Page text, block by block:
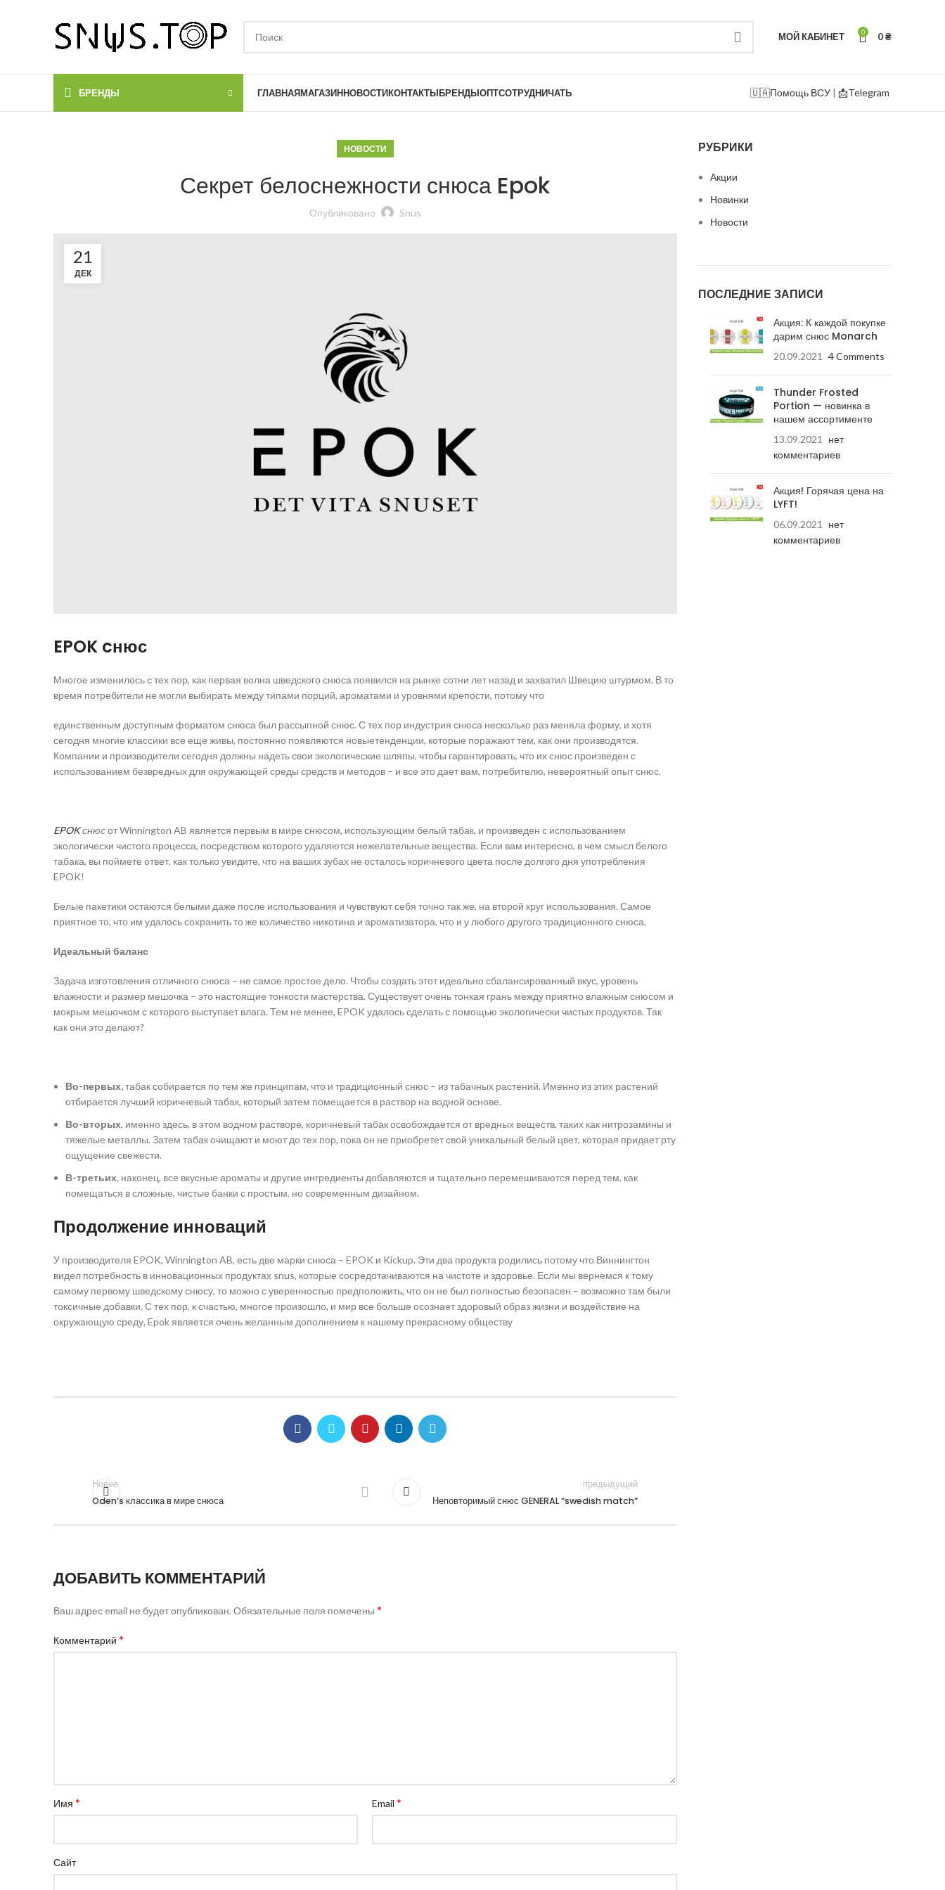
МОЙ КАБИНЕТ 0 0₴
БРЕНДЫ ГЛАВНАЯМАГАЗИННОВОСТИКОНТАКТЫБРЕНДЫОПТСОТРУДНИЧАТЬ 🇺🇦Помощь ВСУ | 📩Telegram
НОВОСТИ
Секрет белоснежности снюса Epok
Опубликовано Snus
21
ДЕК
EPOK cнюс
Многое изменилось с тех пор, как первая волна шведского снюса появился на рынке сотни лет назад и захватил Швецию штурмом. В то
время потребители не могли выбирать между типами порций, ароматами и уровнями крепости, потому что
единственным доступным форматом снюса был рассыпной снюс. С тех пор индустрия снюса несколько раз меняла форму, и хотя
сегодня многие классики все еще живы, постоянно появляются новыетенденции, которые поражают тем, как они производятся.
Компании и производители сегодня должны надеть свои экологические шляпы, чтобы гарантировать, что их снюс произведен с
использованием безвредных для окружающей среды средств и методов – и все это дает вам, потребителю, невероятный опыт снюс.
EPOKснюсот Winnington AB является первым в мире снюсом, использующим белый табак, и произведен с использованием
экологически чистого процесса, посредством которого удаляются нежелательные вещества. Если вам интересно, в чем смысл белого
табака, вы поймете ответ, как только увидите, что на ваших зубах не осталось коричневого цвета после долгого дня употребления
EPOK!
Белые пакетики остаются белыми даже после использования и чувствуют себя точно так же, на второй круг использования. Самое
приятное то, что им удалось сохранить то же количество никотина и ароматизатора, что и у любого другого традиционного снюса.
Идеальный баланс
Задача изготовления отличного снюса – не самое простое дело. Чтобы создать этот идеально сбалансированный вкус, уровень
влажности и размер мешочка – это настоящие тонкости мастерства. Существует очень тонкая грань между приятно влажным снюсом и
мокрым мешочком с которого выступает влага. Тем не менее, EPOK удалось сделать с помощью экологически чистых продуктов. Так
как они это делают?
Во-первых,табак собирается по тем же принципам, что и традиционный снюс – из табачных растений. Именно из этих растений
отбирается лучший коричневый табак, который затем помещается в раствор на водной основе.
Во-вторых, именно здесь, в этом водном растворе, коричневый табак освобождается от вредных веществ, таких как нитрозамины и
тяжелые металлы. Затем табак очищают и моют до тех пор, пока он не приобретет свой уникальный белый цвет, которая придает рту
ощущение свежести.
В-третьих, наконец, все вкусные ароматы и другие ингредиенты добавляются и тщательно перемешиваются перед тем, как
помещаться в сложные, чистые банки с простым, но современным дизайном.
Продолжение инноваций
У производителя EPOK, Winnington AB, есть две марки снюса – EPOK и Kickup. Эти два продукта родились потому что Виннингтон
видел потребность в инновационных продуктах snus, которые сосредотачиваются на чистоте и здоровье. Если мы вернемся к тому
самому первому шведскому снюсу, то можно с уверенностью предположить, что он не был полностью безопасен – возможно там были
токсичные добавки. С тех пор, к счастью, многое произошло, и мир все больше осознает здоровый образ жизни и воздействие на
окружающую среду, Epok является очень желанным дополнением к нашему прекрасному обществу
Новее
Oden’s классика в мире снюса
предыдущий
Неповторимый снюс GENERAL “swedish match”
ДОБАВИТЬ КОММЕНТАРИЙ
Ваш адрес email не будет опубликован. Обязательные поля помечены *
Комментарий *
Имя * Email*
Сайт
РУБРИКИ
Акции
Новинки
Новости
ПОСЛЕДНИЕ ЗАПИСИ
Акция: К каждой покупке
дарим снюс Monarch
20.09.2021 4 Comments
Thunder Frosted
Portion — новинка в
нашем ассортименте
13.09.2021
нет
комментариев
Акция! Горячая цена на
LYFT!
06.09.2021
нет
комментариев